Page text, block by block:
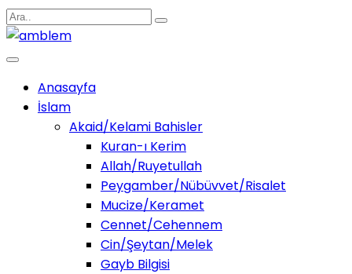
Anasayfa
İslam
Akaid/Kelami Bahisler
Kuran-ı Kerim
Allah/Ruyetullah
Peygamber/Nübüvvet/Risalet
Mucize/Keramet
Cennet/Cehennem
Cin/Şeytan/Melek
Gayb Bilgisi